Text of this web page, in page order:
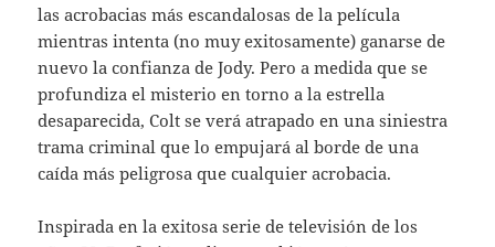
las acrobacias más escandalosas de la película
mientras intenta (no muy exitosamente) ganarse de
nuevo la confianza de Jody. Pero a medida que se
profundiza el misterio en torno a la estrella
desaparecida, Colt se verá atrapado en una siniestra
trama criminal que lo empujará al borde de una
caída más peligrosa que cualquier acrobacia.
Inspirada en la exitosa serie de televisión de los